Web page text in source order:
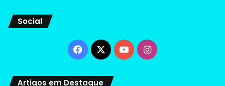
Social
Facebook
X YouTubeInstagram
Artigos em Destaque